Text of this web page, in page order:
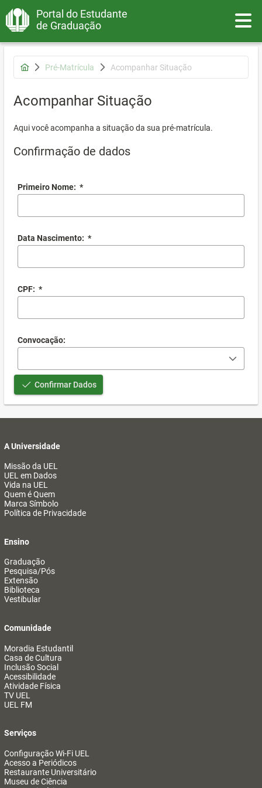
Portal do Estudante
de Graduação
Pré-Matrícula Acompanhar Situação
Acompanhar Situação
Aqui você acompanha a situação da sua pré-matrícula.
Confirmação de dados
Primeiro Nome: *
Data Nascimento: *
CPF: *
Convocação:
Confirmar Dados
A Universidade
Missão da UEL
UEL em Dados
Vida na UEL
Quem é Quem
Marca Símbolo
Política de Privacidade
Ensino
Graduação
Pesquisa/Pós
Extensão
Biblioteca
Vestibular
Comunidade
Moradia Estudantil
Casa de Cultura
Inclusão Social
Acessibilidade
Atividade Física
TV UEL
UEL FM
Serviços
Configuração Wi-Fi UEL
Acesso a Periódicos
Restaurante Universitário
Museu de Ciência